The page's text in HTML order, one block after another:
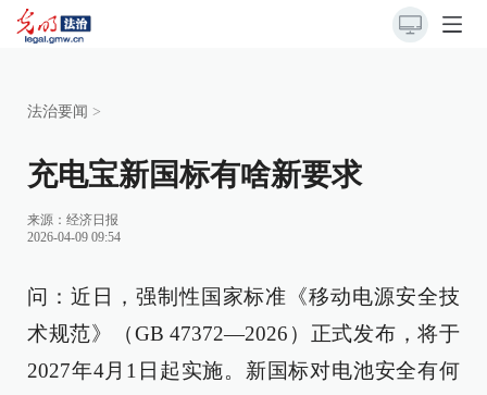
法治要闻 >
充电宝新国标有啥新要求
来源： 经济日报
2026-04-09 09:54
问：近日，强制性国家标准《移动电源安全技
术规范》（GB 47372—2026）正式发布，将于
2027年4月1日起实施。新国标对电池安全有何